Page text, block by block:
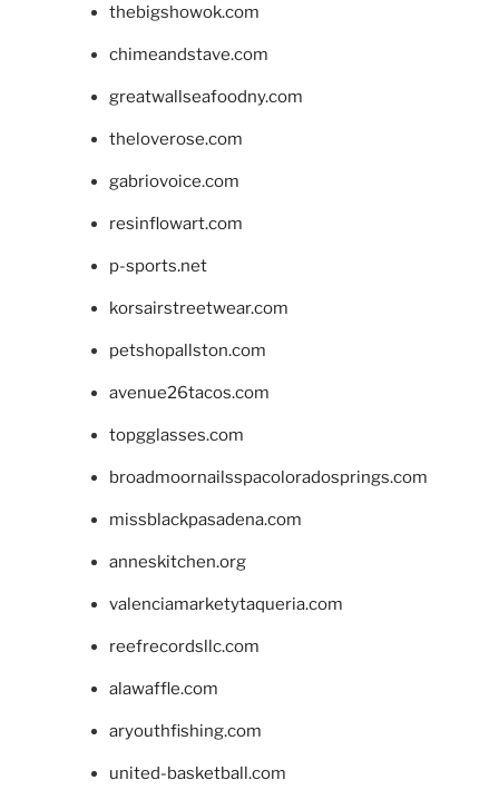
thebigshowok.com
chimeandstave.com
greatwallseafoodny.com
theloverose.com
gabriovoice.com
resinflowart.com
p-sports.net
korsairstreetwear.com
petshopallston.com
avenue26tacos.com
topgglasses.com
broadmoornailsspacoloradosprings.com
missblackpasadena.com
anneskitchen.org
valenciamarketytaqueria.com
reefrecordsllc.com
alawaffle.com
aryouthfishing.com
united-basketball.com